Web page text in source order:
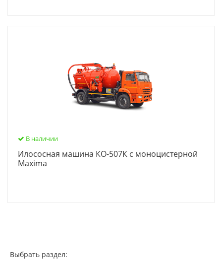
В наличии
Илососная машина КО-507К с моноцистерной
Maxima
Выбрать раздел: